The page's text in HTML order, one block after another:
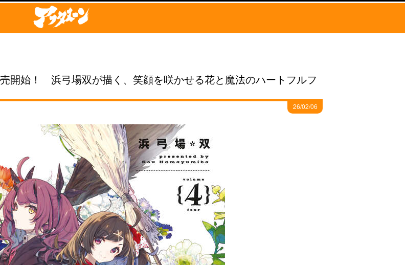
開始！ 浜弓場双が描く、笑顔を咲かせる花と魔法のハートフルフ
26/02/06